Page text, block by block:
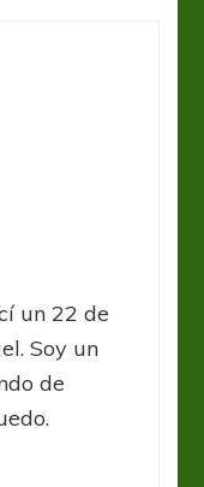
un 22 de
Soy un
de